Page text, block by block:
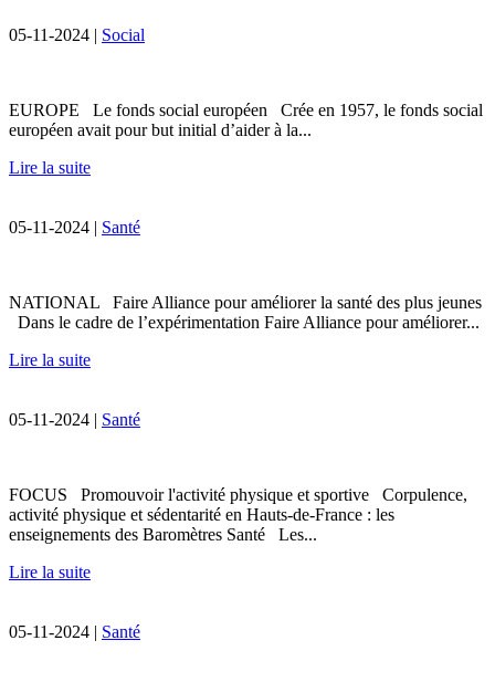
05-11-2024 | Social
EUROPE Le fonds social européen Crée en 1957, le fonds social
européen avait pour but initial d’aider à la...
Lire la suite
05-11-2024 | Santé
NATIONAL Faire Alliance pour améliorer la santé des plus jeunes
Dans le cadre de l’expérimentation Faire Alliance pour améliorer...
Lire la suite
05-11-2024 | Santé
FOCUS Promouvoir l'activité physique et sportive Corpulence,
activité physique et sédentarité en Hauts-de-France : les
enseignements des Baromètres Santé Les...
Lire la suite
05-11-2024 | Santé